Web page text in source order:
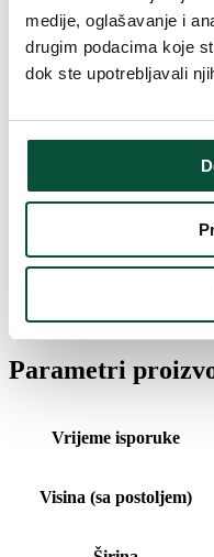
medije, oglašavanje i
drugim podacima koje
dok ste upotrebljavali
Vrsta rasklapanja
Najniža cijena u zadnjih 30
Parametri
Vrijeme isporuke
Visina (sa postoljem)